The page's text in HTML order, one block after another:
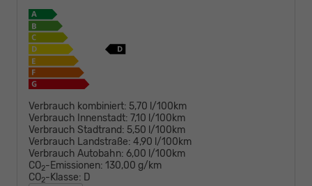
Verbrauch kombiniert: 5,70 l/100km
Verbrauch Innenstadt: 7,10 l/100km
Verbrauch Stadtrand: 5,50 l/100km
Verbrauch Landstraße: 4,90 l/100km
Verbrauch Autobahn: 6,00 l/100km
CO2-Emissionen: 130,00 g/km
CO2-Klasse: D